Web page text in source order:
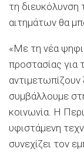
τη
αιτημάτων θα
«Με τη νέα
προστασίας για
συμβάλλουμε
κοινωνία. Η
υφιστάμενη
συνεχίζει τον